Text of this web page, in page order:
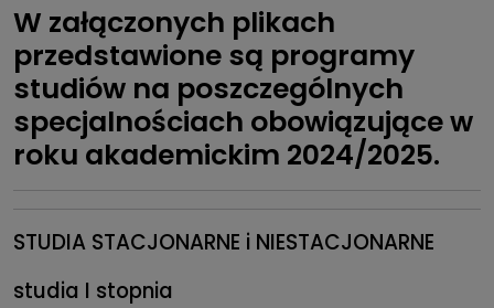
W załączonych plikach
przedstawione są programy
studiów na poszczególnych
specjalnościach obowiązujące w
roku akademickim 2024/2025.
STUDIA STACJONARNE i NIESTACJONARNE
studia I stopnia